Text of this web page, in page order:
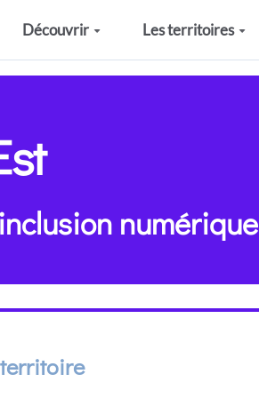
Découvrir Les territoires
numérique